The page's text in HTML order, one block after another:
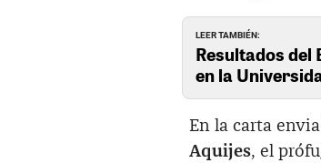
LEER TAMBIÉN:
Resultados del
en la
En la carta
Aquijes, el